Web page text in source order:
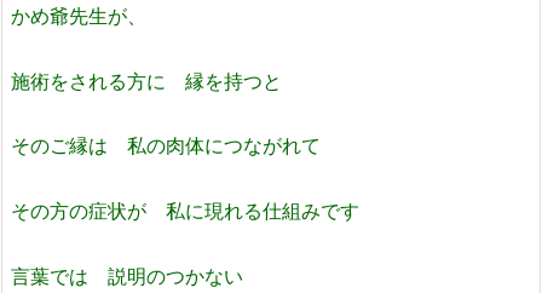
かめ爺先生が、
施術をされる方に 縁を持つと
そのご縁は 私の肉体につながれて
その方の症状が 私に現れる仕組みです
言葉では 説明のつかない